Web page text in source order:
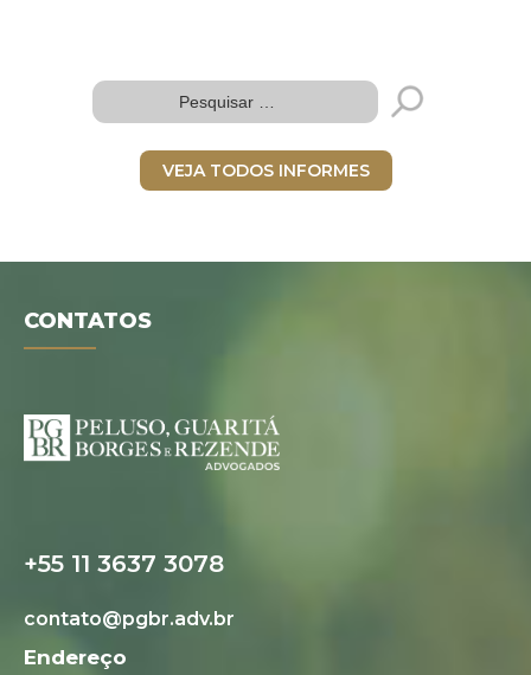
VEJA TODOS INFORMES
CONTATOS
+55 11 3637 3078
contato@pgbr.adv.br
Endereço